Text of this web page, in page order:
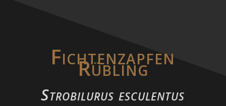
Fichtenzapfen
Rübling
Strobilurus esculentus